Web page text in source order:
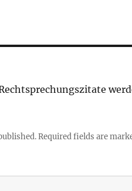
Required fields are